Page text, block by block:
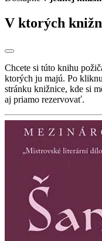
V ktorých
Chcete si túto knihu
ktorých ju majú. Po
stránku knižnice, kde si
aj priamo rezervovať.